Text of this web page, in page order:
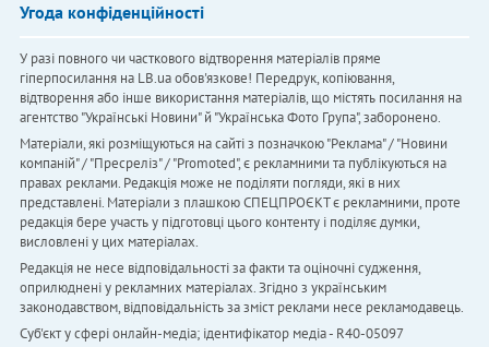
Угода конфіденційності
У разі повного чи часткового відтворення матеріалів пряме
гіперпосилання на LB.ua обов'язкове! Передрук, копіювання,
відтворення або інше використання матеріалів, що містять посилання на
агентство "Українськi Новини" й "Українська Фото Група", заборонено.
Матеріали, які розміщуються на сайті з позначкою "Реклама" / "Новини
компаній" / "Пресреліз" / "Promoted", є рекламними та публікуються на
правах реклами. Редакція може не поділяти погляди, які в них
представлені. Матеріали з плашкою СПЕЦПРОЄКТ є рекламними, проте
редакція бере участь у підготовці цього контенту і поділяє думки,
висловлені у цих матеріалах.
Редакція не несе відповідальності за факти та оціночні судження,
оприлюднені у рекламних матеріалах. Згідно з українським
законодавством, відповідальність за зміст реклами несе рекламодавець.
Cуб'єкт у сфері онлайн-медіа; ідентифікатор медіа - R40-05097